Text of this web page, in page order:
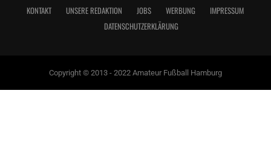
KONTAKT UNSERE REDAKTION JOBS WERBUNG
IMPRESSUM
DATENSCHUTZERKLÄRUNG
Copyright © 2013 - 2022 Amateur Fußball Hamburg